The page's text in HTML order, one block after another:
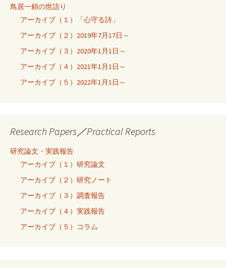
鳥居一頼の世語り
アーカイブ（１）「心守る詩」
アーカイブ（２）2019年7月17日～
アーカイブ（３）2020年1月1日～
アーカイブ（４）2021年1月1日～
アーカイブ（５）2022年1月1日～
Research Papers／Practical Reports
研究論文・実践報告
アーカイブ（１）研究論文
アーカイブ（２）研究ノート
アーカイブ（３）調査報告
アーカイブ（４）実践報告
アーカイブ（５）コラム